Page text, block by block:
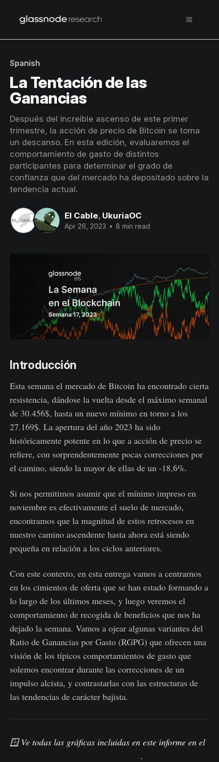
Spanish
La Tentación de las
Ganancias
Después del increíble ascenso de este primer
trimestre, la acción de precio de Bitcoin se toma
un descanso. En esta edición, evaluaremos el
comportamiento de gasto de distintos
participantes para determinar el grado de
confianza que del mercado ha depositado sobre la
tendencia actual.
El Cable, UkuriaOC
Apr 26, 2023 • 8 min read
Introducción
Esta semana el mercado de Bitcoin ha encontrado cierta
resistencia, dándose la vuelta desde el máximo semanal
de 30.456$, hasta un nuevo mínimo en torno a los
27.169$. La apertura del año 2023 ha sido
históricamente potente en lo que a acción de precio se
refiere, con sorprendentemente pocas correcciones por
el camino, siendo la mayor de ellas de un -18,6%.
Si nos permitimos asumir que el mínimo impreso en
noviembre es efectivamente el suelo de mercado,
encontramos que la magnitud de estos retrocesos en
nuestro camino ascendente hasta ahora está siendo
pequeña en relación a los ciclos anteriores.
Con este contexto, en esta entrega vamos a centrarnos
en los cimientos de oferta que se han estado formando a
lo largo de los últimos meses, y luego veremos el
comportamiento de recogida de beneficios que nos ha
dejado la semana. Vamos a ojear algunas variantes del
Ratio de Ganancias por Gasto (RGPG) que ofrecen una
visión de los típicos comportamientos de gasto que
solemos encontrar durante las correcciones de un
impulso alcista, y contrastarlas con las estructuras de
las tendencias de carácter bajista.
🪟 Ve todas las gráficas incluidas en este informe en el
.